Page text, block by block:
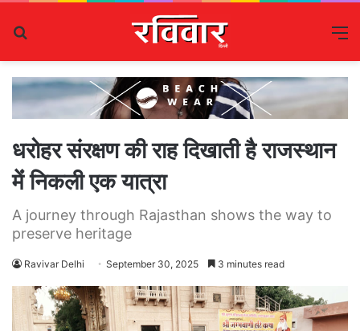
धरोहर संरक्षण की राह दिखाती है राजस्थान
मेंं निकली एक यात्रा
A journey through Rajasthan shows the way to
preserve heritage
Ravivar Delhi September 30, 2025 3 minutes read